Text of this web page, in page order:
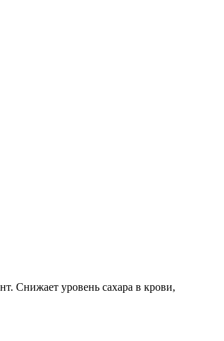
Снижает уровень сахара в крови,